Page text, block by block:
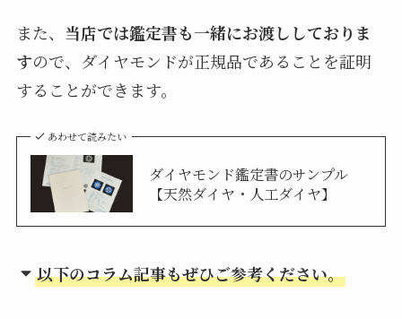
また、 当店では鑑定書も一緒にお渡ししておりま
すので、ダイヤモンドが正規品であることを証明
することができます。
あわせて読みたい
ダイヤモンド鑑定書のサンプル
【天然ダイヤ・人工ダイヤ】
以下のコラム記事もぜひご参考ください。